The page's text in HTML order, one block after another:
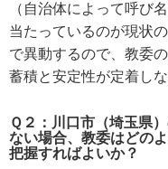
（自治体によって呼び
当たっているのが現状
で異動するので、教委
蓄積と安定性が定着しな
Ｑ２：川口市（埼玉県
ない場合、教委はどの
把握すればよいか？